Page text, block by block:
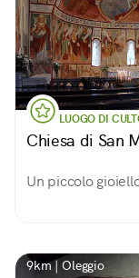
LUOGO DI
Chiesa di San
Un piccolo
9km | Oleggio